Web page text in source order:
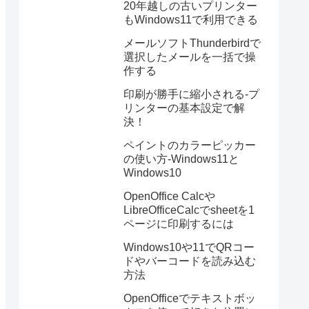
20年越しの古いプリンター
もWindows11で利用できる
メールソフトThunderbirdで
選択したメールを一括で操
作する
印刷が勝手に縮小される-プ
リンターの基本設定で解
決！
ペイントのカラーピッカー
の使い方-Windows11と
Windows10
OpenOffice Calcや
LibreOfficeCalcでsheetを1
ページに印刷するには
Windows10や11でQRコー
ドやバーコードを読み込む
方法
OpenOfficeでテキストボッ